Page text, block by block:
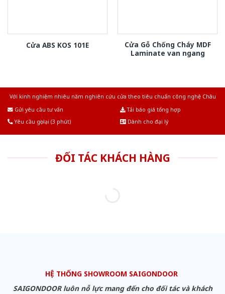
Cửa ABS KOS 101E
Cửa Gỗ Chống Cháy MDF
Laminate van ngang
Với kinh nghiệm nhiêu năm nghiên cứu cửa theo tiêu chuẩn công nghệ Châu
Gửi yêu cầu tư vấn
Tải báo giá tổng hợp
Yêu cầu gọi lại (3 phút)
Dành cho đại lý
ĐỐI TÁC KHÁCH HÀNG
HỆ THỐNG SHOWROOM SAIGONDOOR
SAIGONDOOR luôn nỗ lực mang đến cho đối tác và khách